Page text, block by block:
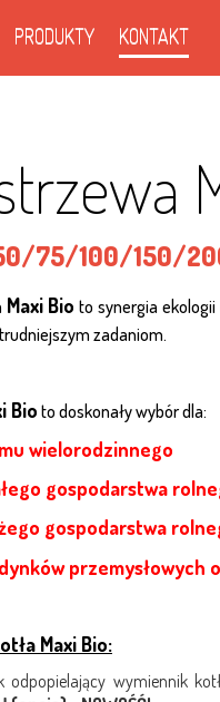
PRODUKTY KONTAKT
75/100/150/
Maxi Bio to synergia
zadaniom.
Bioto doskonały wybór dla:
wielorodzinnego
gospodarstwa
gospodarstwa
przemysłowych
Maxi Bio:
odpopielający wymiennik